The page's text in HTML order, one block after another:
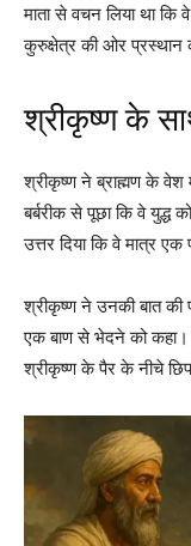
माता से वचन लिया था
कुरुक्षेत्र की ओर प्रस्थान
श्रीकृष्ण के
श्रीकृष्ण ने ब्राह्मण के वेश
बर्बरीक से पूछा कि वे
उत्तर दिया कि वे मात्र
श्रीकृष्ण ने उनकी बात की
एक बाण से भेदने को कहा।
श्रीकृष्ण के पैर के नीचे